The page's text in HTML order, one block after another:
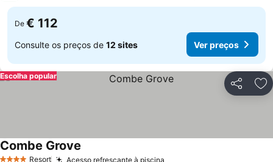
De € 112
Consulte os preços de 12 sites Ver preços
Partilhar
Escolha popular
Resort Acesso refrescante à piscina
Combe Grove